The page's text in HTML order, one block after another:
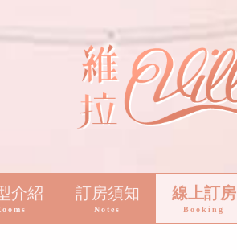
介紹 訂房須知
Notes
線上訂房
Booking